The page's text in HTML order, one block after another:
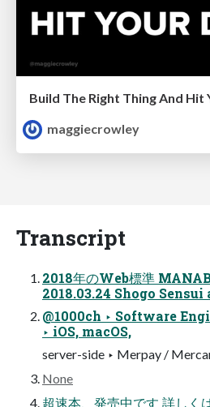
Build The Right Thing And Hit
maggiecrowley
Transcript
2018年のWeb標準
2018.03.24 Shogo Sensui
@1000ch ‣ Software
‣ iOS, macOS,
server-side ‣ Merpay /
None
超速本、発売中です 詳しく